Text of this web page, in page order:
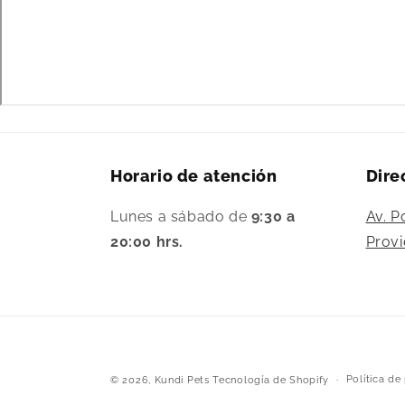
Horario de atención
Lunes a sábado de 9:30 a
20:00 hrs.
Av.
© 2026, Kundi Pets Tecnología de Shopify Política de